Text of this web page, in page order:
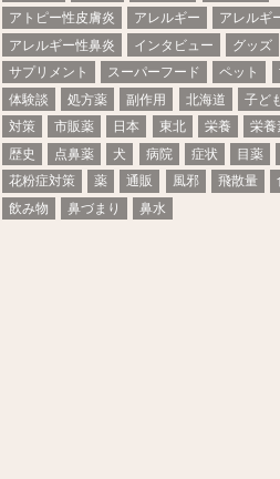
アトピー性皮膚炎
アレルギー
アレルギ
アレルギー性鼻炎
インタビュー
グッズ
サプリメント
スーパーフード ペット
体験談
処方薬 副作用 北海道 子ど
対策
市販薬 日本 東北 栄養 栄養
歴史
点鼻薬 犬 病院 症状 目薬
花粉症対策
薬 通販 風邪 飛散量
飲み物
鼻づまり 鼻水